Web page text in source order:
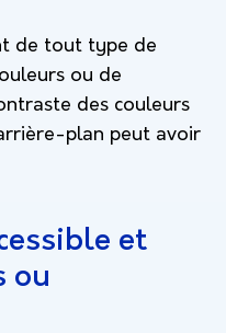
de tout type de
ou de
des couleurs
plan peut avoir
et
ou